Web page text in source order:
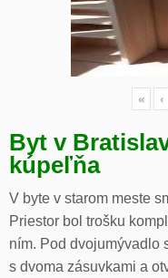
« ‹
Byt v
kúpeľňa
V byte v starom meste
Priestor bol trošku
ním. Pod dvojumývadlo
s dvoma zásuvkami a